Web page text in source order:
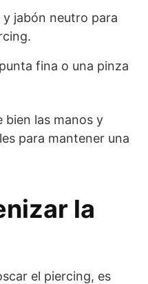
jabón neutro para
fina o una pinza
bien las manos y
para mantener una
la
el piercing, es